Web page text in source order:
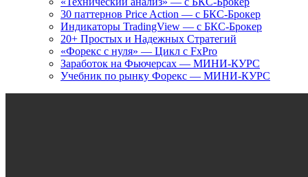
30 паттернов Price Action — с БКС-Брокер
Индикаторы TradingView — с БКС-Брокер
20+ Простых и Надежных Стратегий
«Форекс с нуля» — Цикл с FxPro
Заработок на Фьючерсах — МИНИ-КУРС
Учебник по рынку Форекс — МИНИ-КУРС